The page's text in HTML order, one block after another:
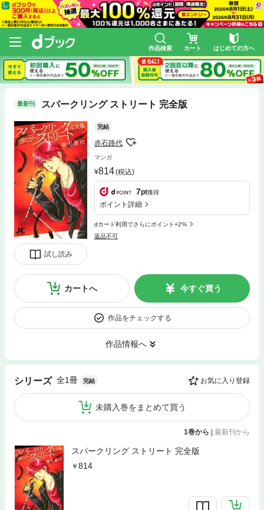
作品検索 カート はじめての方へ
最新刊 スパークリング ストリート 完全版
試し読み
完結
赤石路代
マンガ
814(税込)
7pt獲得
ポイント詳細
dカード利用でさらにポイント+2%
返品不可
カートへ 今すぐ買う
作品をチェックする
作品情報へ
シリーズ 全1冊 完結 お気に入り登録
未購入巻をまとめて買う
1巻から | 最新刊から
スパークリング ストリート 完全版
814